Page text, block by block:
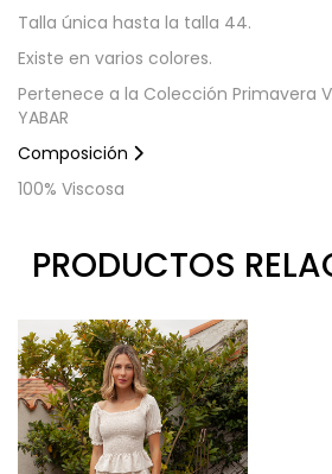
Talla única hasta la talla 44.
Existe en varios colores.
Pertenece a la Colección Primavera
YABAR
Composición
100% Viscosa
PRODUCTOS